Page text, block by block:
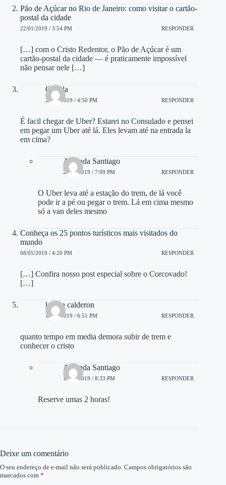
Pão de Açúcar no Rio de Janeiro: como visitar o cartão-
postal da cidade
22/01/2019 / 3:54 PM RESPONDER
[…] com o Cristo Redentor, o Pão de Açúcar é um
cartão-postal da cidade — é praticamente impossível
não pensar nele […]
Camila
25/03/2019 / 4:50 PM RESPONDER
É facil chegar de Uber? Estarei no Consulado e pensei
em pegar um Uber até lá. Eles levam até na entrada la
em cima?
Amanda Santiago
25/03/2019 / 7:09 PM RESPONDER
O Uber leva até a estação do trem, de lá você
pode ir a pé ou pegar o trem. Lá em cima mesmo
só a van deles mesmo
Conheça os 25 pontos turísticos mais visitados do
mundo
08/05/2019 / 4:20 PM RESPONDER
[…] Confira nosso post especial sobre o Corcovado!
[…]
karina calderon
11/09/2019 / 6:51 PM RESPONDER
quanto tempo em media demora subir de trem e
conhecer o cristo
Amanda Santiago
12/09/2019 / 8:33 PM RESPONDER
Reserve umas 2 horas!
Deixe um comentário
O seu endereço de e-mail não será publicado. Campos obrigatórios são
marcados com *